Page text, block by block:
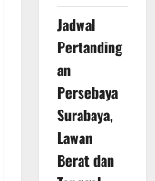
Jadwal
Pertanding
an
Persebaya
Surabaya,
Lawan
Berat dan